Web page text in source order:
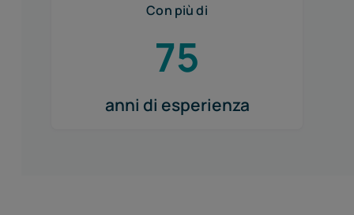
Con più di
75
anni di esperienza